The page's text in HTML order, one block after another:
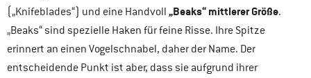
(„Knifeblades“) und eine Handvoll „Beaks“ mittlerer Größe.
„Beaks“ sind spezielle Haken für feine Risse. Ihre Spitze
erinnert an einen Vogelschnabel, daher der Name. Der
entscheidende Punkt ist aber, dass sie aufgrund ihrer